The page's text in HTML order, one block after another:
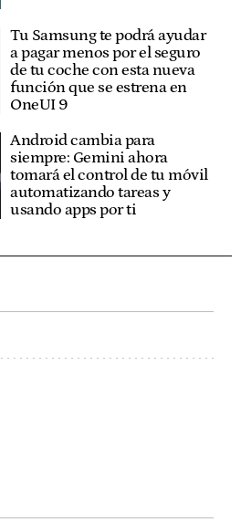
Tu Samsung te podrá ayudar
a pagar menos por el seguro
de tu coche con esta nueva
función que se estrena en
OneUI 9
Android cambia para
siempre: Gemini ahora
tomará el control de tu móvil
automatizando tareas y
usando apps por ti